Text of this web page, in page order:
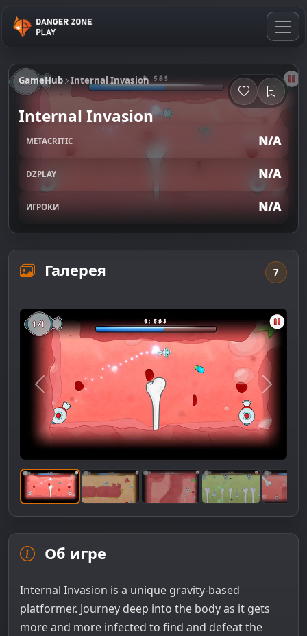
GameHub Internal Invasion
Internal Invasion
METACRITIC N/A
DZPLAY N/A
ИГРОКИ N/A
Галерея 7
Предыдущее изображение
Об игре
Internal Invasion is a unique gravity-based
platformer. Journey deep into the body as it gets
more and more infected to find and defeat the